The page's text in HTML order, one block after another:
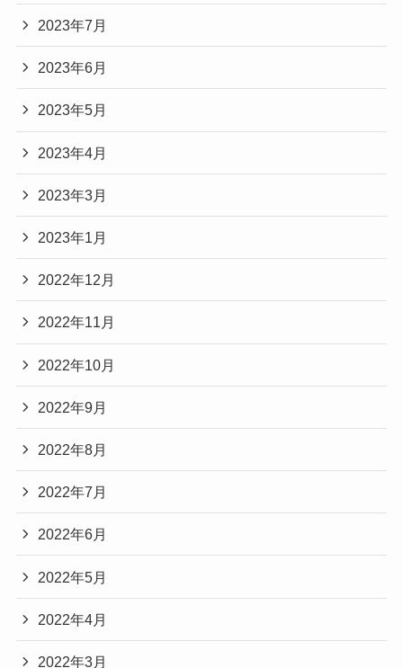
2023年7月
2023年6月
2023年5月
2023年4月
2023年3月
2023年1月
2022年12月
2022年11月
2022年10月
2022年9月
2022年8月
2022年7月
2022年6月
2022年5月
2022年4月
2022年3月